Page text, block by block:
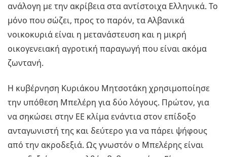
ανάλογη με την ακρίβεια στα αντίστοιχα Ελληνικά. Το
μόνο που σώζει, προς το παρόν, τα Αλβανικά
νοικοκυριά είναι η μετανάστευση και η μικρή
οικογενειακή αγροτική παραγωγή που είναι ακόμα
ζωντανή.
Η κυβέρνηση Κυριάκου Μητσοτάκη χρησιμοποίησε
την υπόθεση Μπελέρη για δύο λόγους. Πρώτον, για
να σηκώσει στην ΕΕ κλίμα ενάντια στον επίδοξο
ανταγωνιστή της και δεύτερο για να πάρει ψήφους
από την ακροδεξιά. Ως γνωστόν ο Μπελέρης είναι